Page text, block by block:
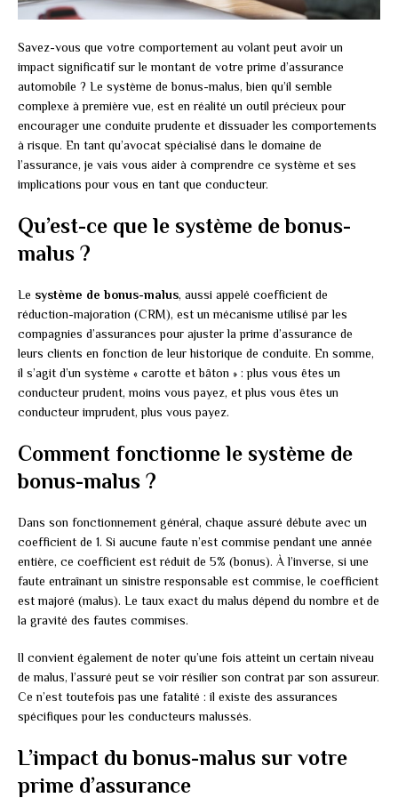
Savez-vous que votre comportement au volant peut avoir un
impact significatif sur le montant de votre prime d’assurance
automobile ? Le système de bonus-malus, bien qu’il semble
complexe à première vue, est en réalité un outil précieux pour
encourager une conduite prudente et dissuader les comportements
à risque. En tant qu’avocat spécialisé dans le domaine de
l’assurance, je vais vous aider à comprendre ce système et ses
implications pour vous en tant que conducteur.
Qu’est-ce que le système de bonus-
malus ?
Le système de bonus-malus, aussi appelé coefficient de
réduction-majoration (CRM), est un mécanisme utilisé par les
compagnies d’assurances pour ajuster la prime d’assurance de
leurs clients en fonction de leur historique de conduite. En somme,
il s’agit d’un système « carotte et bâton » : plus vous êtes un
conducteur prudent, moins vous payez, et plus vous êtes un
conducteur imprudent, plus vous payez.
Comment fonctionne le système de
bonus-malus ?
Dans son fonctionnement général, chaque assuré débute avec un
coefficient de 1. Si aucune faute n’est commise pendant une année
entière, ce coefficient est réduit de 5% (bonus). À l’inverse, si une
faute entraînant un sinistre responsable est commise, le coefficient
est majoré (malus). Le taux exact du malus dépend du nombre et de
la gravité des fautes commises.
Il convient également de noter qu’une fois atteint un certain niveau
de malus, l’assuré peut se voir résilier son contrat par son assureur.
Ce n’est toutefois pas une fatalité : il existe des assurances
spécifiques pour les conducteurs malussés.
L’impact du bonus-malus sur votre
prime d’assurance